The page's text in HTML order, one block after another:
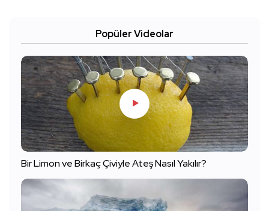
Popüler Videolar
Bir Limon ve Birkaç Çiviyle Ateş Nasıl Yakılır?